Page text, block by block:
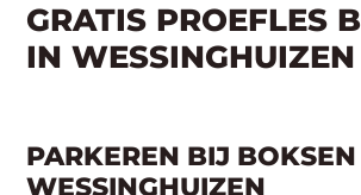
GRATIS PROEFLES
IN WESSINGHUIZEN
PARKEREN BIJ
WESSINGHUIZEN